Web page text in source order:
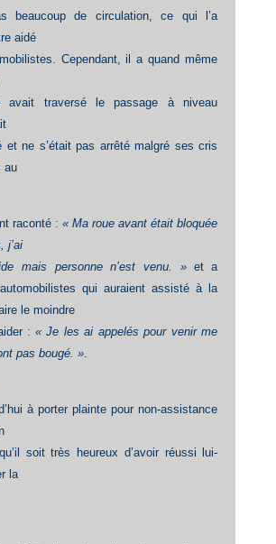
beaucoup de circulation, ce qui l’a
aidé
Cependant, il a quand même
avait traversé le passage à niveau
et ne s’était pas arrêté malgré ses cris
au
raconté : « Ma roue avant était bloquée
j’ai
mais personne n’est venu. » et a
qui auraient assisté à la
le moindre
: « Je les ai appelés pour venir me
pas bougé. ».
à porter plainte pour non-assistance
soit très heureux d’avoir réussi lui-
la